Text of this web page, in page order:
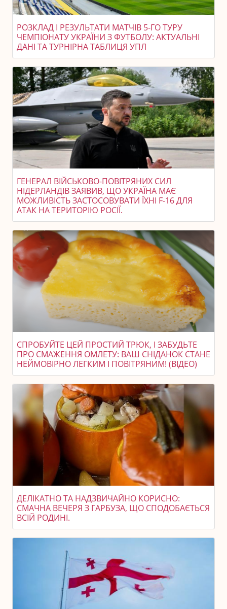
РОЗКЛАД І РЕЗУЛЬТАТИ МАТЧІВ 5-ГО ТУРУ
ЧЕМПІОНАТУ УКРАЇНИ З ФУТБОЛУ: АКТУАЛЬНІ
ДАНІ ТА ТУРНІРНА ТАБЛИЦЯ УПЛ
ГЕНЕРАЛ ВІЙСЬКОВО-ПОВІТРЯНИХ СИЛ
НІДЕРЛАНДІВ ЗАЯВИВ, ЩО УКРАЇНА МАЄ
МОЖЛИВІСТЬ ЗАСТОСОВУВАТИ ЇХНІ F-16 ДЛЯ
АТАК НА ТЕРИТОРІЮ РОСІЇ.
СПРОБУЙТЕ ЦЕЙ ПРОСТИЙ ТРЮК, І ЗАБУДЬТЕ
ПРО СМАЖЕННЯ ОМЛЕТУ: ВАШ СНІДАНОК СТАНЕ
НЕЙМОВІРНО ЛЕГКИМ І ПОВІТРЯНИМ! (ВІДЕО)
ДЕЛІКАТНО ТА НАДЗВИЧАЙНО КОРИСНО:
СМАЧНА ВЕЧЕРЯ З ГАРБУЗА, ЩО СПОДОБАЄТЬСЯ
ВСІЙ РОДИНІ.